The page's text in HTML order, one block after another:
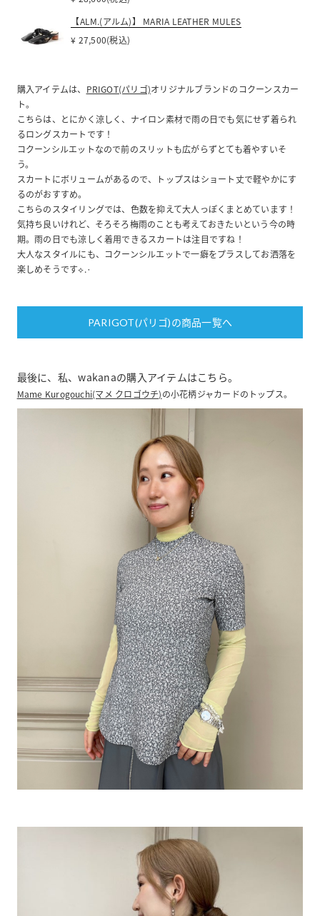
【ALM.(アルム)】 MARIA LEATHER MULES
¥ 27,500(税込)
購入アイテムは、 PRIGOT(パリゴ)オリジナルブランドのコクーンスカー
ト。
こちらは、とにかく涼しく、ナイロン素材で雨の日でも気にせず着られ
るロングスカートです！
コクーンシルエットなので前のスリットも広がらずとても着やすいそ
う。
スカートにボリュームがあるので、トップスはショート丈で軽やかにす
るのがおすすめ。
こちらのスタイリングでは、色数を抑えて大人っぽくまとめています！
気持ち良いけれど、そろそろ梅雨のことも考えておきたいという今の時
期。雨の日でも涼しく着用できるスカートは注目ですね！
大人なスタイルにも、コクーンシルエットで一癖をプラスしてお洒落を
楽しめそうです⟡.·
PARIGOT(パリゴ)の商品一覧へ
最後に、私、wakanaの購入アイテムはこちら。
Mame Kurogouchi(マメ クロゴウチ)の小花柄ジャカードのトップス。